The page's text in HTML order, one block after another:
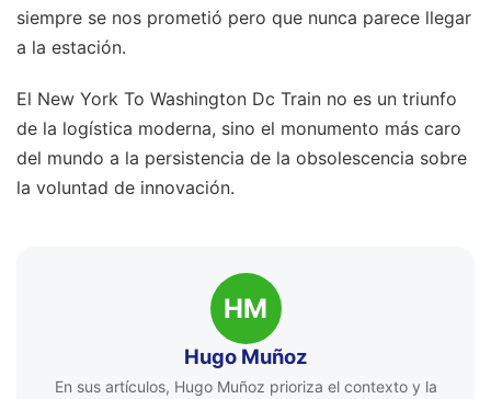
siempre se nos prometió pero que nunca parece llegar
a la estación.
El New York To Washington Dc Train no es un triunfo
de la logística moderna, sino el monumento más caro
del mundo a la persistencia de la obsolescencia sobre
la voluntad de innovación.
HM
Hugo Muñoz
En sus artículos, Hugo Muñoz prioriza el contexto y la